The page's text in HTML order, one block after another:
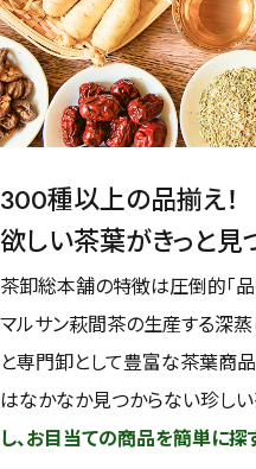
50g 100g
検
300種以上の品揃え！
欲しい茶葉がきっと見
茶卸総本舗の特徴は圧倒的「品
マルサン萩間茶の生産する深
と専門卸として豊富な茶葉商
はなかなか見つからない珍しい
し、お目当ての商品を簡単に探